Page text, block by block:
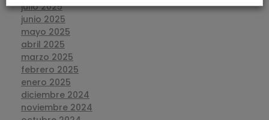
julio 2025
junio 2025
mayo 2025
abril 2025
marzo 2025
febrero 2025
enero 2025
diciembre 2024
noviembre 2024